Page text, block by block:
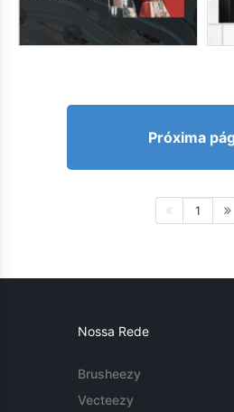
Próxima
1
Nossa Rede
Brusheezy
Vecteezy